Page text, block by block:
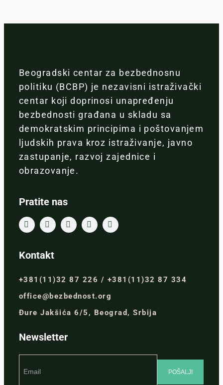
Beogradski centar za bezbednosnu
politiku (BCBP) je nezavisni istraživački
centar koji doprinosi unapređenju
bezbednosti građana u skladu sa
demokratskim principima i poštovanjem
ljudskih prava kroz istraživanje, javno
zastupanje, razvoj zajednice i
obrazovanje.
Pratite nas
Kontakt
+381(11)32 87 226 / +381(11)32 87 334
office@bezbednost.org
Đure Jakšića 6/5, Beograd, Srbija
Newsletter